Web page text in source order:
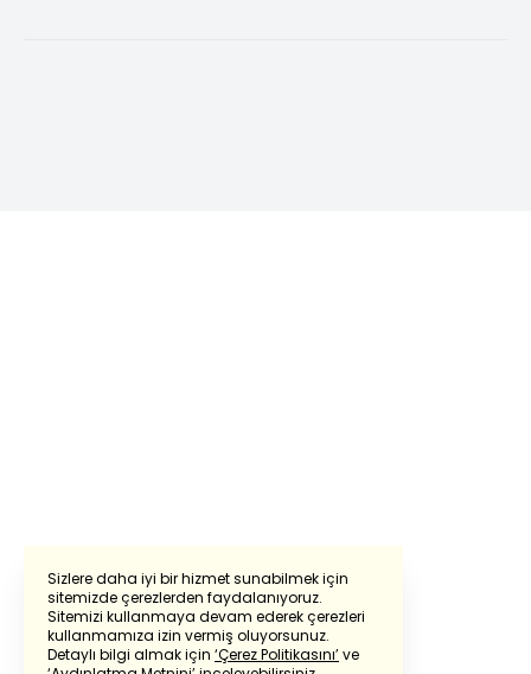
Sizlere daha iyi bir hizmet sunabilmek için
sitemizde çerezlerden faydalanıyoruz.
Sitemizi kullanmaya devam ederek çerezleri
kullanmamıza izin vermiş oluyorsunuz.
Detaylı bilgi almak için ‘Çerez Politikasını’ve
Powered by Translate